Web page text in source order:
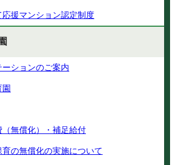
援マンション認定制度
ションのご案内
無償化）・補足給付
の無償化の実施について